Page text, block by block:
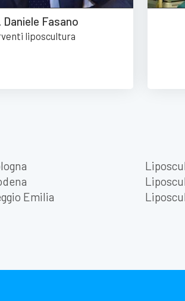
Daniele Fasano
liposcultura
Emilia